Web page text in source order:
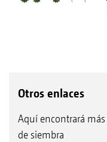
Otros enlaces
Aquí encontrará
de siembra